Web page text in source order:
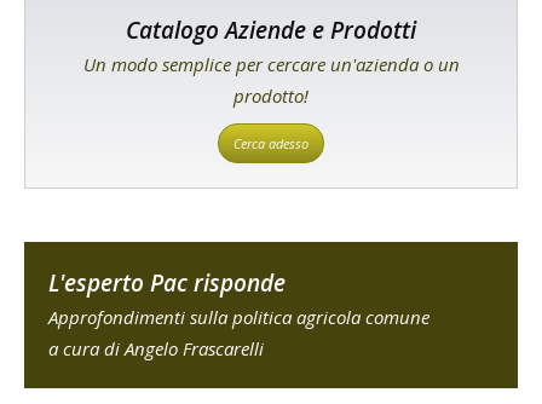
Catalogo Aziende e Prodotti
Un modo semplice per cercare un'azienda o un
prodotto!
Cerca adesso
L'esperto Pac risponde
Approfondimenti sulla politica agricola comune
a cura di Angelo Frascarelli